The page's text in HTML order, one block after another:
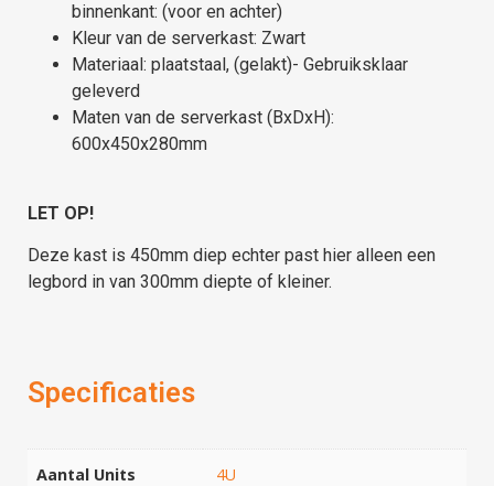
binnenkant: (voor en achter)
Kleur van de serverkast: Zwart
Materiaal: plaatstaal, (gelakt)- Gebruiksklaar
geleverd
Maten van de serverkast (BxDxH):
600x450x280mm
LET OP!
Deze kast is 450mm diep echter past hier alleen een
legbord in van 300mm diepte of kleiner.
Specificaties
Aantal Units 4U